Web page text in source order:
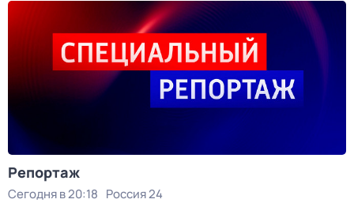
Репортаж
Сегодня в 20:18 Россия 24